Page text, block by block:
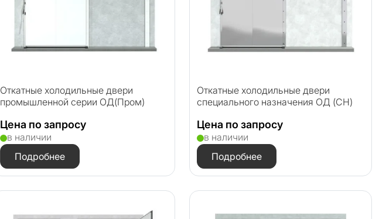
Откатные холодильные двери
промышленной серии ОД(Пром)
Цена по запросу
в наличии
Подробнее
Откатные холодильные двери
специального назначения ОД (СН)
Цена по запросу
в наличии
Подробнее